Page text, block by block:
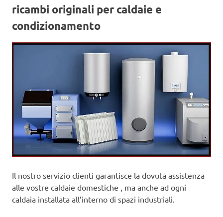
ricambi originali per caldaie e
condizionamento
Il nostro servizio clienti garantisce la dovuta assistenza
alle vostre caldaie domestiche , ma anche ad ogni
caldaia installata all’interno di spazi industriali.